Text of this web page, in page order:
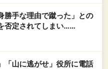
勝手な理由で蹴った」との
否定されてしまい……
山に逃がせ」役所に電話